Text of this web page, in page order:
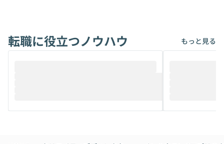
けでなく、想像以上の範囲まで自動化でき
ることは、まだあまり知られていません。
メルカリでの判断基準をもとに「なぜClau
は、評判では
ているAIを選ぶこ
それぞれの本当
転職に役立つノウハウ もっと見る